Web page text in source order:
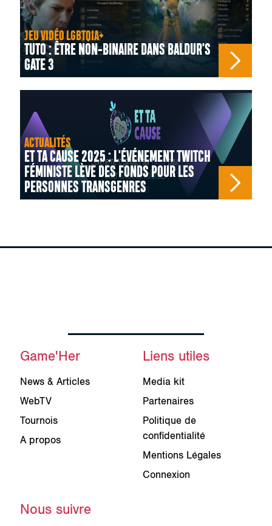
JEU VIDÉO LGBTQIA+
TUTO : ÊTRE NON-BINAIRE DANS BALDUR'S
GATE 3
ACTUALITÉS
ET TA CAUSE 2025 : L'ÉVÉNEMENT TWITCH
FÉMINISTE LÈVE DES FONDS POUR LES
PERSONNES TRANSGENRES
Game'Her
News & Articles
WebTV
Tournois
A propos
Liens utiles
Media kit
Partenaires
Politique de
confidentialité
Mentions Légales
Connexion
Nous suivre